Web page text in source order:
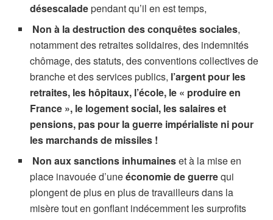
désescaladependant qu’il en est temps,
Non à la destruction des conquêtes sociales,
notamment des retraites solidaires, des indemnités
chômage, des statuts, des conventions collectives de
branche et des services publics, l’argent pour les
retraites, les hôpitaux, l’école, le « produire en
France », le logement social, les salaires et
pensions, pas pour la guerre impérialiste ni pour
les marchands de missiles !
Non aux sanctions inhumaineset à la mise en
place inavouée d’uneéconomie de guerrequi
plongent de plus en plus de travailleurs dans la
misère tout en gonflant indécemment les surprofits